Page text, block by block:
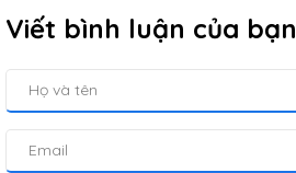
Viết bình luận của bạn